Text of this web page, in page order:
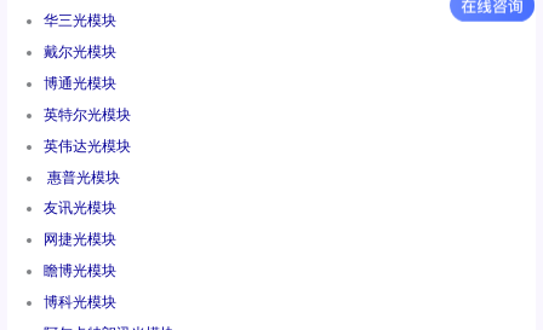
华三光模块
戴尔光模块
博通光模块
英特尔光模块
英伟达光模块
惠普光模块
友讯光模块
网捷光模块
瞻博光模块
博科光模块